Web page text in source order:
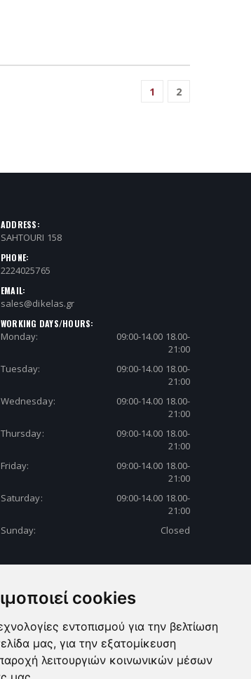
cookies
εντοπισμού για την βελτίωση
μας, για την εξατομίκευση
λειτουργιών κοινωνικών μέσων
1 2
ADDRESS:
SAHTOURI 158
PHONE:
2224025765
EMAIL:
sales@dikelas.gr
WORKING DAYS/HOURS:
Monday:
09:00-14.00 18.00-
21:00
Tuesday:
09:00-14.00 18.00-
21:00
Wednesday:
09:00-14.00 18.00-
21:00
Thursday:
09:00-14.00 18.00-
21:00
Friday:
09:00-14.00 18.00-
21:00
Saturday:
09:00-14.00 18.00-
21:00
Sunday:
Closed